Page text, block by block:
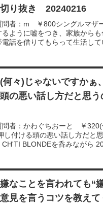
り抜き 20240216
問者：m ￥800シングルマザ
ように嘘をつき、家族から
話を借りてもらって生活して
(何々)じゃないですか
頭の悪い話し方だと思
問者：かわぐちおーと ￥
し付ける頭の悪い話し方だと
BLONDEを呑みながら
嫌なことを言われても
見を言うコツを教え